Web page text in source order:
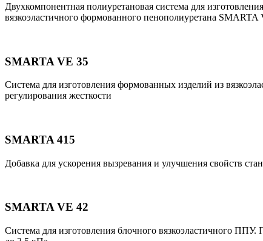
Двухкомпонентная полиуретановая система для
вязкоэластичного формованного пенополиуретана SMARTA
SMARTA VE 35
Система для изготовления формованных изделий из
регулирования жесткости
SMARTA 415
Добавка для ускорения вызревания и улучшения свойств
SMARTA VE 42
Система для изготовления блочного вязкоэластичного